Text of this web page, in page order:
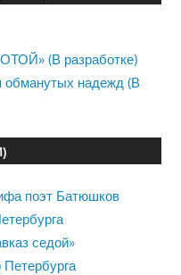
(В разработке)
обманутых надежд (В
поэт Батюшков
седой»
Петербурга